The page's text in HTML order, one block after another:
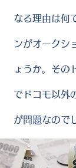
なる理由は何
ンがオークシ
ょうか。その
でドコモ以外
が問題なので